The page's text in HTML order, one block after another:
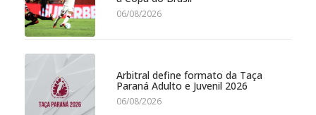
06/08/2026
Arbitral define formato da Taça
Paraná Adulto e Juvenil 2026
06/08/2026